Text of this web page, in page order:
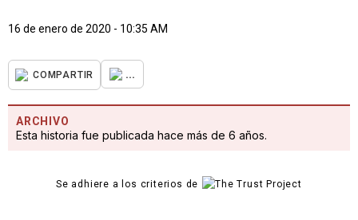
16 de enero de 2020 - 10:35 AM
COMPARTIR ...
ARCHIVO
Esta historia fue publicada hace más de 6 años.
Se adhiere a los criterios de